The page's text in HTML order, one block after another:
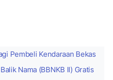
Pembeli Kendaraan Bekas
Nama (BBNKB II) Gratis